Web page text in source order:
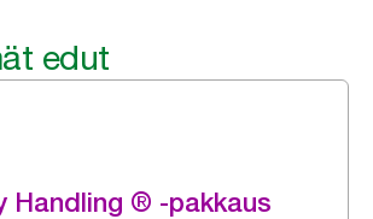
edut
Handling ® -pakkaus